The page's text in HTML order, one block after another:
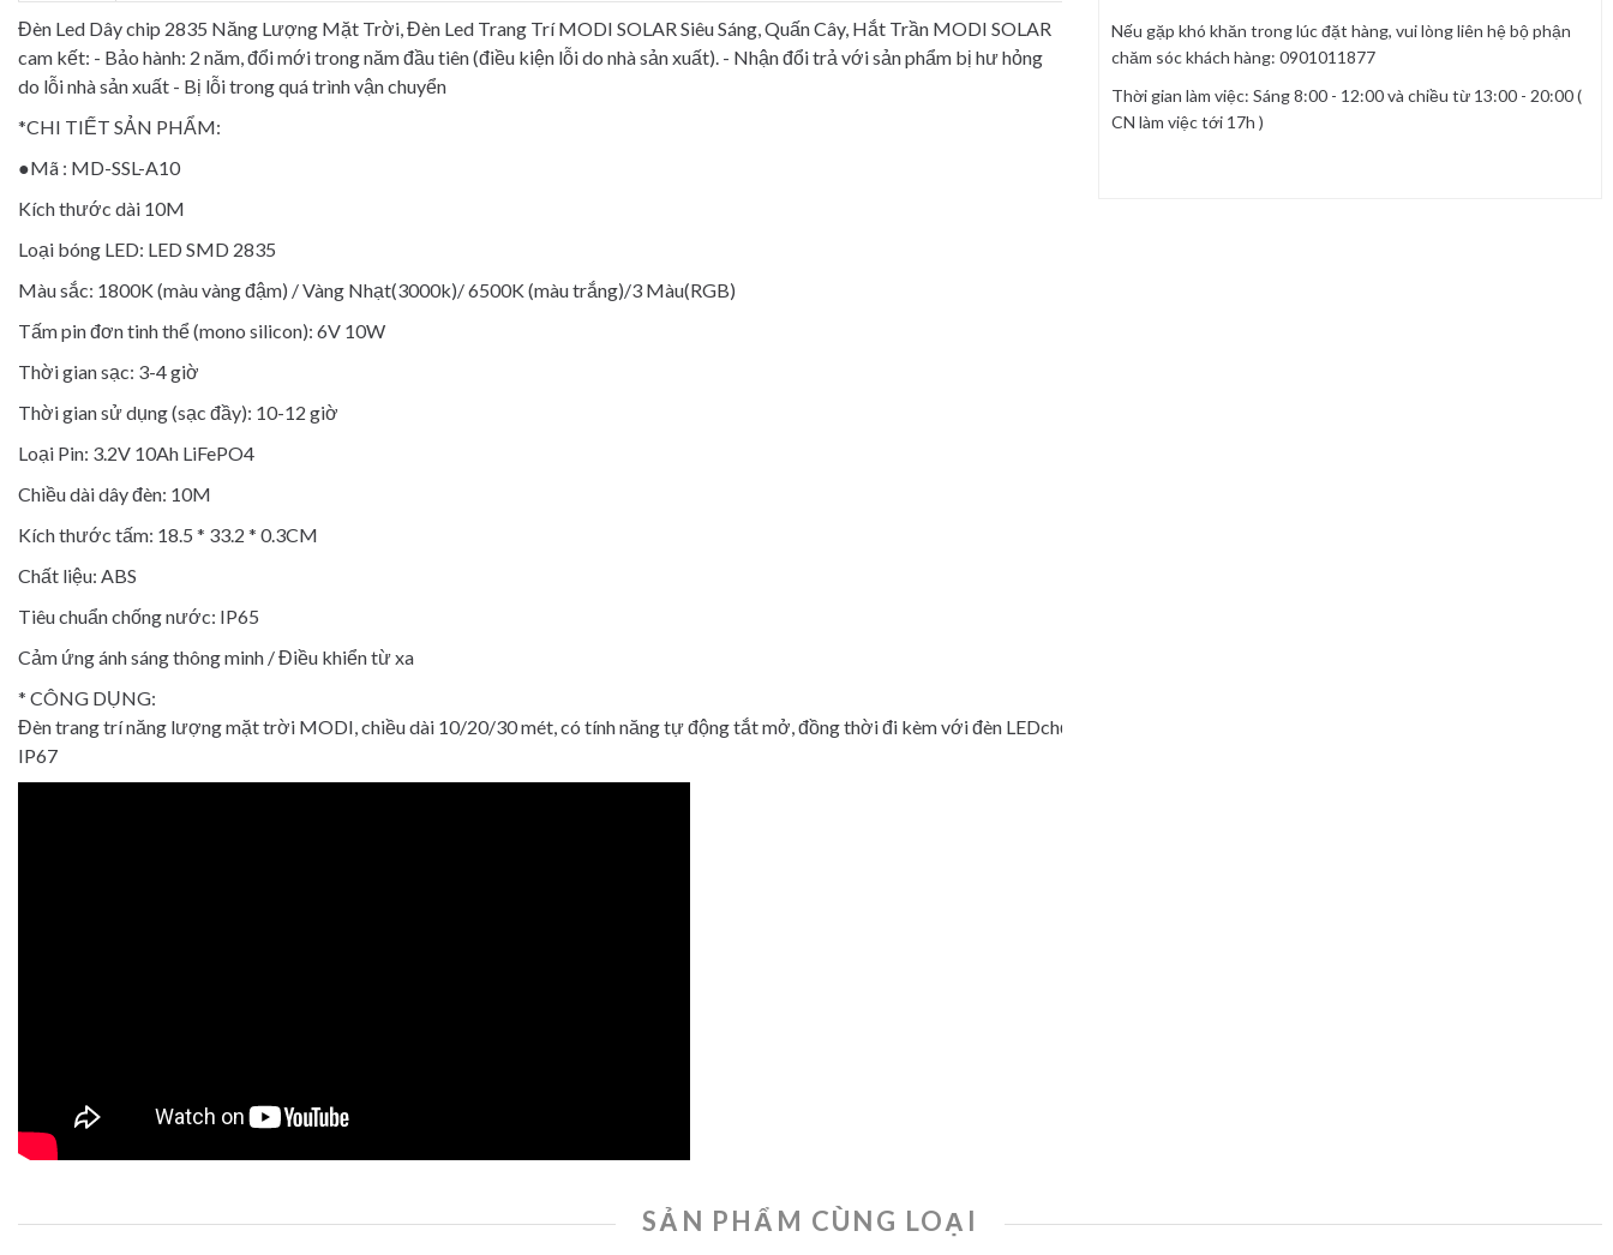
Đèn Led Dây chip 2835 Năng Lượng Mặt Trời, Đèn Led Trang Trí MODI SOLAR Siêu Sáng, Quấn Cây, Hắt Trần MODI SOLAR
cam kết: - Bảo hành: 2 năm, đổi mới trong năm đầu tiên (điều kiện lỗi do nhà sản xuất). - Nhận đổi trả với sản phẩm bị hư hỏng
do lỗi nhà sản xuất - Bị lỗi trong quá trình vận chuyển
*CHI TIẾT SẢN PHẨM:
●Mã : MD-SSL-A10
Kích thước dài 10M
Loại bóng LED: LED SMD 2835
Màu sắc: 1800K (màu vàng đậm) / Vàng Nhạt(3000k)/ 6500K (màu trắng)/3 Màu(RGB)
Tấm pin đơn tinh thể (mono silicon): 6V 10W
Thời gian sạc: 3-4 giờ
Thời gian sử dụng (sạc đầy): 10-12 giờ
Loại Pin: 3.2V 10Ah LiFePO4
Chiều dài dây đèn: 10M
Kích thước tấm: 18.5 * 33.2 * 0.3CM
Chất liệu: ABS
Tiêu chuẩn chống nước: IP65
Cảm ứng ánh sáng thông minh / Điều khiển từ xa
* CÔNG DỤNG:
Đèn trang trí năng lượng mặt trời MODI, chiều dài 10/20/30 mét, có tính năng tự động tắt mở, đồng thời đi kèm với đèn LEDchống nước đạt chuẩn
IP67
Nếu gặp khó khăn trong lúc đặt hàng, vui lòng liên hệ bộ phận
chăm sóc khách hàng: 0901011877
Thời gian làm việc: Sáng 8:00 - 12:00 và chiều từ 13:00 - 20:00 (
CN làm việc tới 17h )
SẢN PHẨM CÙNG LOẠI